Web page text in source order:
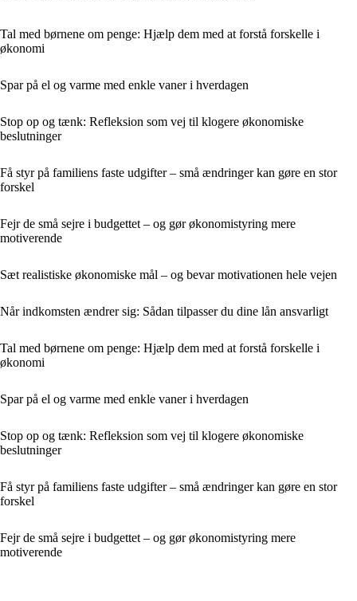
Tal med børnene om penge: Hjælp dem med at forstå forskelle i
økonomi
Spar på el og varme med enkle vaner i hverdagen
Stop op og tænk: Refleksion som vej til klogere økonomiske
beslutninger
Få styr på familiens faste udgifter – små ændringer kan gøre en stor
forskel
Fejr de små sejre i budgettet – og gør økonomistyring mere
motiverende
Sæt realistiske økonomiske mål – og bevar motivationen hele vejen
Når indkomsten ændrer sig: Sådan tilpasser du dine lån ansvarligt
Tal med børnene om penge: Hjælp dem med at forstå forskelle i
økonomi
Spar på el og varme med enkle vaner i hverdagen
Stop op og tænk: Refleksion som vej til klogere økonomiske
beslutninger
Få styr på familiens faste udgifter – små ændringer kan gøre en stor
forskel
Fejr de små sejre i budgettet – og gør økonomistyring mere
motiverende